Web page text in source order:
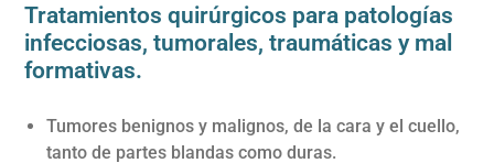
Tratamientos quirúrgicos para patologías
infecciosas, tumorales, traumáticas y mal
formativas.
Tumores benignos y malignos, de la cara y el cuello,
tanto de partes blandas como duras.